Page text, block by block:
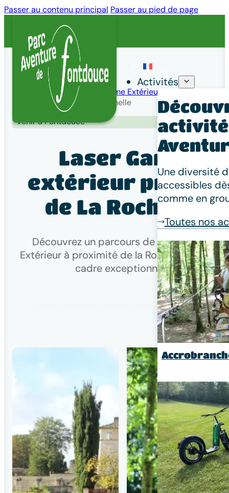
Passer au contenu principal Passer au pied de page
Activités
Une diversité
accessibles
comme en
Toutes nos
Activités / Laser Game Extérieur / Laser Game
extérieur proche de La Rochelle
Venir à Fontdouce
Laser Game
extérieur proche
de La Rochelle
Découvrez un parcours de Laser Game
Extérieur à proximité de la Rochelle, dans un
cadre exceptionnel !
Découvrez notre activité Laser Game Extérieur